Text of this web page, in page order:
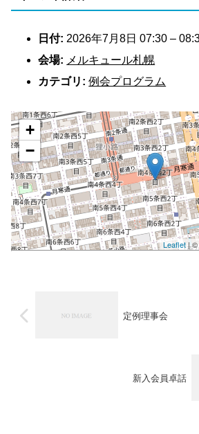
日付: 2026年7月8日 07:30 –
会場: メルキュール札幌
カテゴリ: 例会プログラム
+
−
Leaflet| ©
定例理事会
新入会員卓話